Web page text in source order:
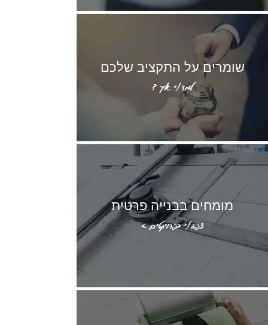
שומרים על התקציב שלכם
למד/י איך ?
מומחים בבנייה פרטית
צפה/י בפרויקטים >